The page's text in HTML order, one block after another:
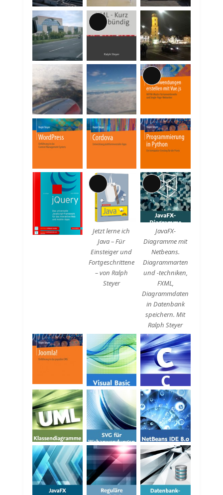
Lange
Beschreibung
Lange
Beschreibung
Lange
Beschreibung
Jetzt lerne ich
Java – Für
Einsteiger und
Fortgeschrittene
– von Ralph
Steyer
Lange
Beschreibung
JavaFX-
Diagramme mit
Netbeans.
Diagrammarten
und -techniken,
FXML,
Diagrammdaten
in Datenbank
speichern. Mit
Ralph Steyer